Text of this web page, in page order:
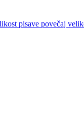
povečaj